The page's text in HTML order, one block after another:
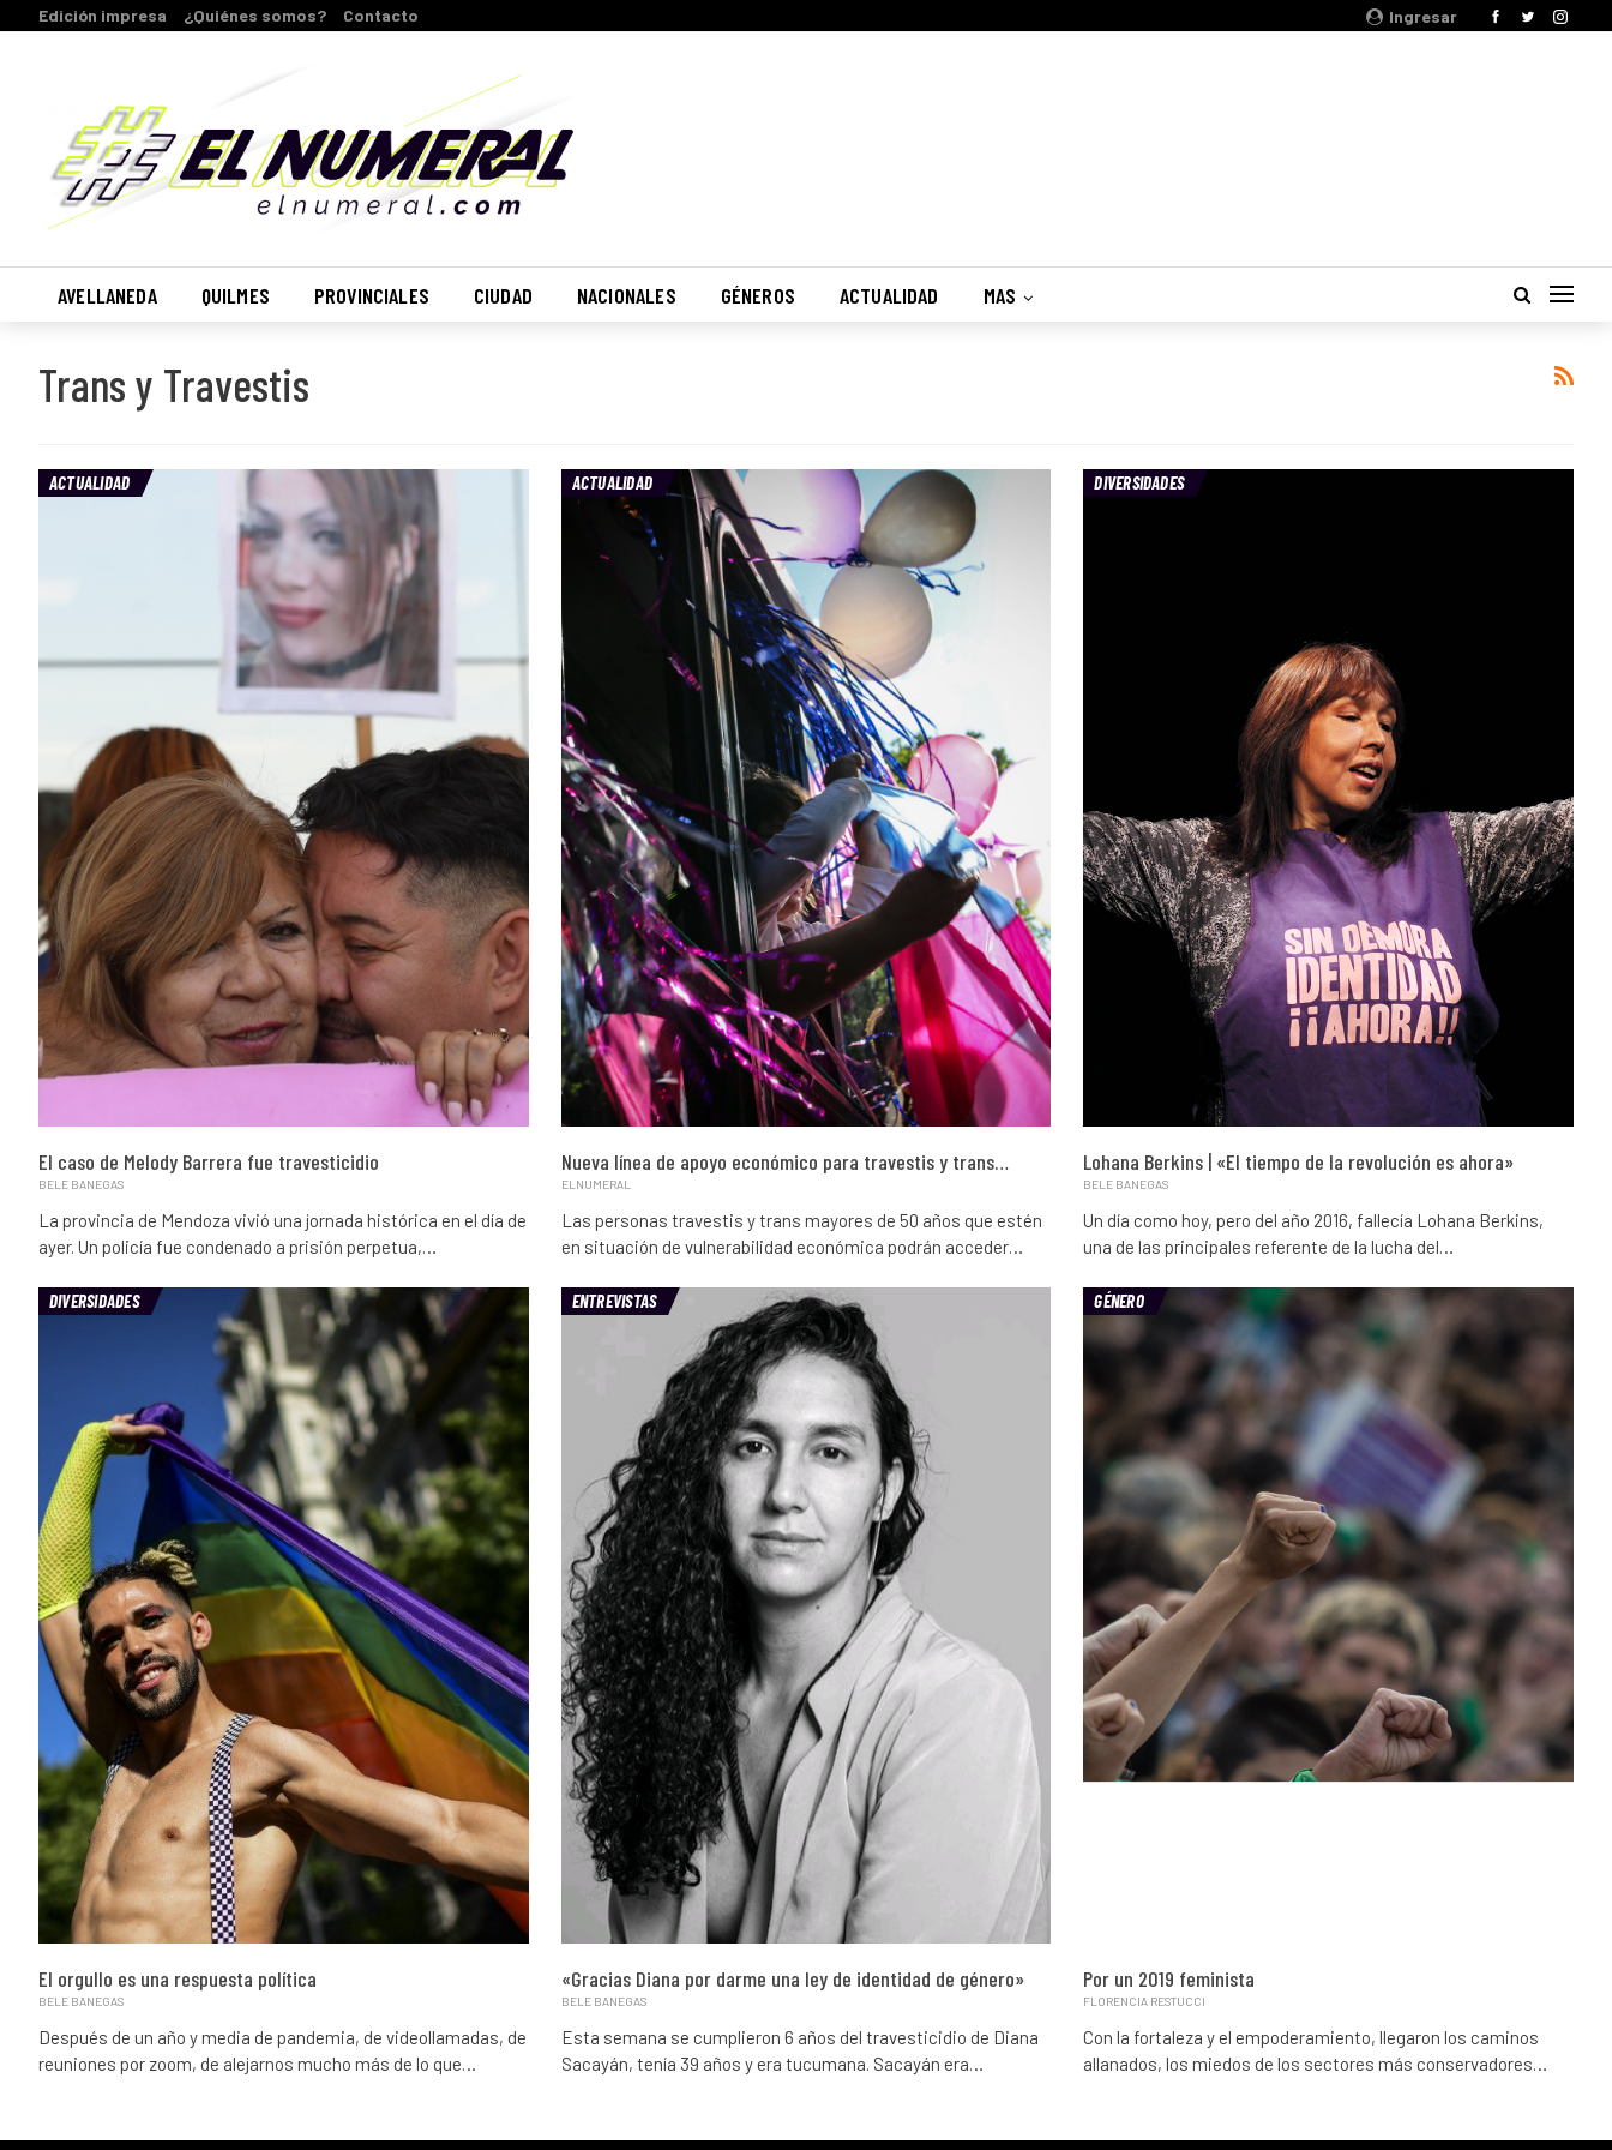
Ingresar
Edición impresa ¿Quiénes somos? Contacto
AVELLANEDA QUILMES PROVINCIALES CIUDAD NACIONALES GÉNEROS ACTUALIDAD MAS
Trans y Travestis
ACTUALIDAD
El caso de Melody Barrera fue travesticidio
BELE BANEGAS
La provincia de Mendoza vivió una jornada histórica en el día de
ayer. Un policía fue condenado a prisión perpetua,…
ACTUALIDAD
Nueva línea de apoyo económico para travestis y trans…
ELNUMERAL
Las personas travestis y trans mayores de 50 años que estén
en situación de vulnerabilidad económica podrán acceder…
DIVERSIDADES
Lohana Berkins | «El tiempo de la revolución es ahora»
BELE BANEGAS
Un día como hoy, pero del año 2016, fallecía Lohana Berkins,
una de las principales referente de la lucha del…
DIVERSIDADES
El orgullo es una respuesta política
BELE BANEGAS
Después de un año y media de pandemia, de videollamadas, de
reuniones por zoom, de alejarnos mucho más de lo que…
ENTREVISTAS
«Gracias Diana por darme una ley de identidad de género»
BELE BANEGAS
Esta semana se cumplieron 6 años del travesticidio de Diana
Sacayán, tenía 39 años y era tucumana. Sacayán era…
GÉNERO
Por un 2019 feminista
FLORENCIA RESTUCCI
Con la fortaleza y el empoderamiento, llegaron los caminos
allanados, los miedos de los sectores más conservadores…